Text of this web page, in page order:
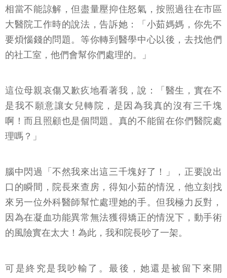
相當不能諒解，但盡量壓抑住怒氣，按照過往在市區
大醫院工作時的說法，告訴她：「小茹媽媽，你先不
要煩惱錢的問題。等你轉到醫學中心以後，去找他們
的社工室，他們會幫你們處理的。」
這位母親哀傷又歉疚地看著我，說：「醫生，實在不
是我不願意讓女兒轉院，是因為我真的沒有三千塊
啊！而且照顧也是個問題。真的不能留在你們醫院處
理嗎？」
腦中閃過「不然我來出這三千塊好了！」，正要說出
口的瞬間，院長來查房，得知小茹的情況，他立刻找
來另一位外科醫師幫忙處理她的手。但我極力反對，
因為在凝血功能異常無法獲得矯正的情況下，動手術
的風險實在太大！為此，我和院長吵了一架。
可是終究是我吵輸了。最後，她還是被留下來開